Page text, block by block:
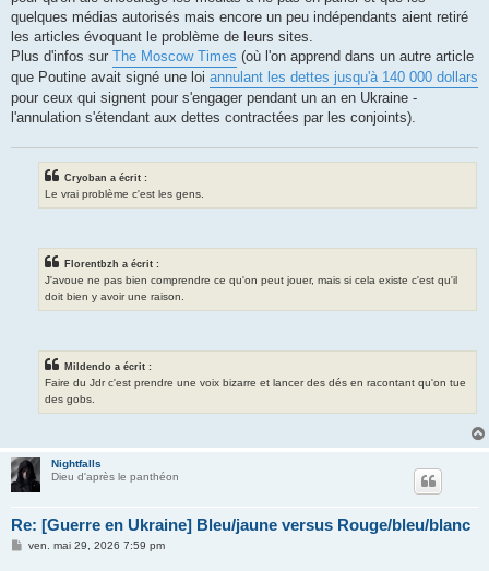
quelques médias autorisés mais encore un peu indépendants aient retiré
les articles évoquant le problème de leurs sites.
Plus d'infos sur The Moscow Times (où l'on apprend dans un autre article
que Poutine avait signé une loi annulant les dettes jusqu'à 140 000 dollars
pour ceux qui signent pour s'engager pendant un an en Ukraine -
l'annulation s'étendant aux dettes contractées par les conjoints).
Cryoban a écrit :
Le vrai problème c'est les gens.
Florentbzh a écrit :
J'avoue ne pas bien comprendre ce qu'on peut jouer, mais si cela existe c'est qu'il
doit bien y avoir une raison.
Mildendo a écrit :
Faire du Jdr c'est prendre une voix bizarre et lancer des dés en racontant qu'on tue
des gobs.
Nightfalls
Dieu d'après le panthéon
Re: [Guerre en Ukraine] Bleu/jaune versus Rouge/bleu/blanc
Mven. mai 29, 2026 7:59 pm